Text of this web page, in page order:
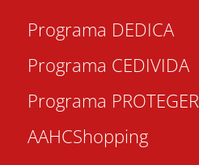
Programa DEDICA
Programa CEDIVIDA
Programa PROTEGER
AAHCShopping